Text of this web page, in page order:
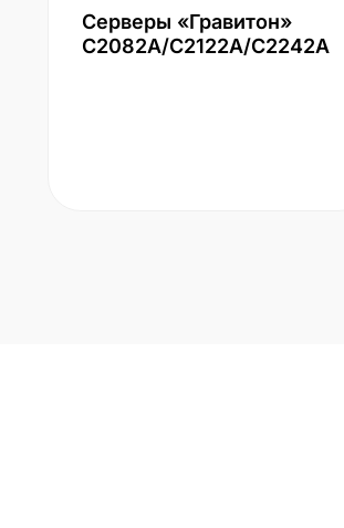
Серверы «Гравитон»
С2082А/С2122А/С2242А